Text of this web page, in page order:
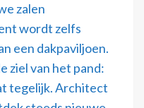
zalen
wordt zelfs
een dakpaviljoen.
ziel van het pand:
tegelijk. Architect